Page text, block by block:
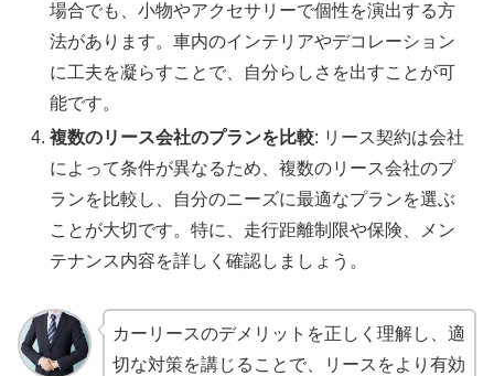
場合でも、小物やアクセサリーで個性を演出する方
法があります。車内のインテリアやデコレーション
に工夫を凝らすことで、自分らしさを出すことが可
能です。
複数のリース会社のプランを比較: リース契約は会社
によって条件が異なるため、複数のリース会社のプ
ランを比較し、自分のニーズに最適なプランを選ぶ
ことが大切です。特に、走行距離制限や保険、メン
テナンス内容を詳しく確認しましょう。
カーリースのデメリットを正しく理解し、適
切な対策を講じることで、リースをより有効